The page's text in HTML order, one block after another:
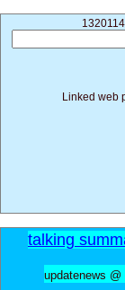
Linked web
talking
updatenews @